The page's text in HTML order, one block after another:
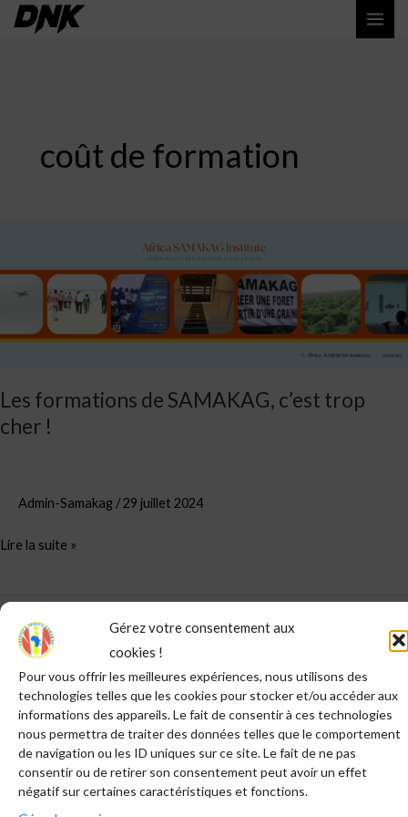
Gérez votre consentement aux
cookies !
Pour vous offrir les meilleures expériences, nous utilisons des
technologies telles que les cookies pour stocker et/ou accéder aux
informations des appareils. Le fait de consentir à ces technologies
nous permettra de traiter des données telles que le comportement
de navigation ou les ID uniques sur ce site. Le fait de ne pas
consentir ou de retirer son consentement peut avoir un effet
négatif sur certaines caractéristiques et fonctions.
Aller
Rechercher
Articles récents
DERNIERES NOUVELLES ! Comment vous devez venir à
SAMAKAG cette année ?
coût de formation
Les formations de SAMAKAG, c’est trop
cher !
Admin-Samakag /29 juillet 2024
SAMAKAG,
c’est
!
Lire la suite »